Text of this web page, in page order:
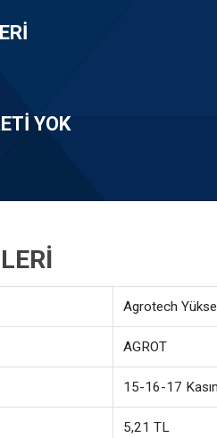
YOK
Agrotech
AGROT
15-16-17
5,21 TL